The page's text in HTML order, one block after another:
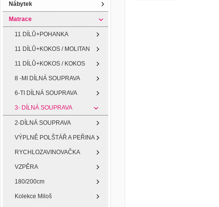
Nábytek
Matrace
11 DÍLŮ+POHANKA
11 DÍLŮ+KOKOS / MOLITAN
11 DÍLŮ+KOKOS / KOKOS
8 -MI DÍLNÁ SOUPRAVA
6-TI DÍLNÁ SOUPRAVA
3- DÍLNÁ SOUPRAVA
2-DÍLNÁ SOUPRAVA
VÝPLNĚ POLŠTÁŘ A PEŘINA
RYCHLOZAVINOVAČKA
VZPĚRA
180/200cm
Kolekce Miloš